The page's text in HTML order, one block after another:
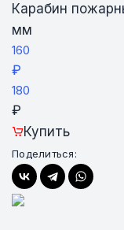
Карабин
мм
160
₽
180
₽
Купить
Поделиться: